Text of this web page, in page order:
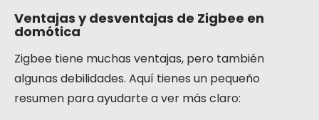
Ventajas y desventajas de Zigbee en
domótica
Zigbee tiene muchas ventajas, pero también
algunas debilidades. Aquí tienes un pequeño
resumen para ayudarte a ver más claro: